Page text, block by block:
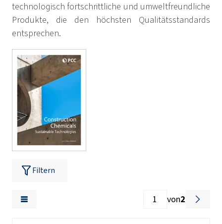
technologisch fortschrittliche und umweltfreundliche
Produkte, die den höchsten Qualitätsstandards
entsprechen.
Filtern
von2